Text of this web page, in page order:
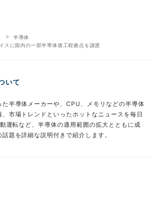
半導体
スに国内の一部半導体後工程拠点を譲渡
いて
た半導体メーカーや、CPU、メモリなどの半導体
市場トレンドといったホットなニュースを毎日
運転など、半導体の適用範囲の拡大とともに成
題を詳細な説明付きで紹介します。